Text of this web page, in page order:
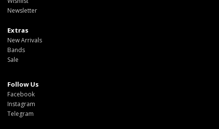
Newsletter
Extras
New Arrivals
Bands
Sale
Follow Us
Facebook
Instagram
Telegram